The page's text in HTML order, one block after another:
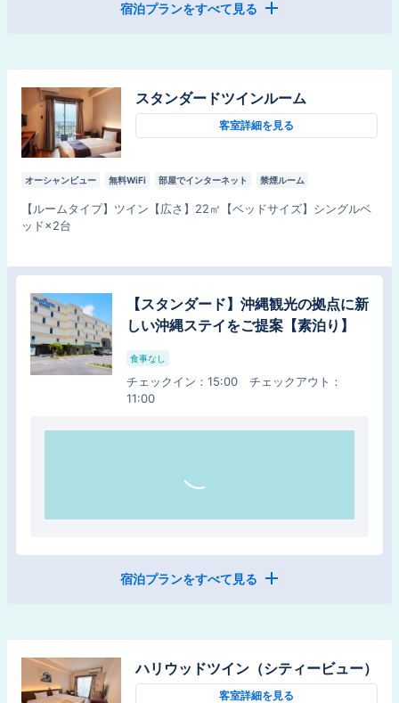
【お日にち限定】国道58号線沿いア
朝食
チェックイン 15:00 チェックアウト
【スタンダード】沖縄観光の拠点に新
ェで１日をスタート【朝食付】
朝食
宿泊プランをすべて見る
スタンダードツインルーム
客室詳細を見る
オーシャンビュー 無料WiFi 部屋でインターネット 禁煙ルーム
【 ルームタイプ】 ツイン 【広さ 】 22㎡ 【ベッドサイズ】 シングルベ
ッド×2台
【スタンダード】沖縄観光の拠点に新
しい沖縄ステイをご提案【素泊り】
食事なし
チェックイン ： 15:00 チェックアウト ：
11:00
【お日にち限定】国道58号線沿いア
朝食
チェックイン 15:00 チェックアウト
宿泊プランをすべて見る
ハリウッドツイン（シティービュー）
客室詳細を見る